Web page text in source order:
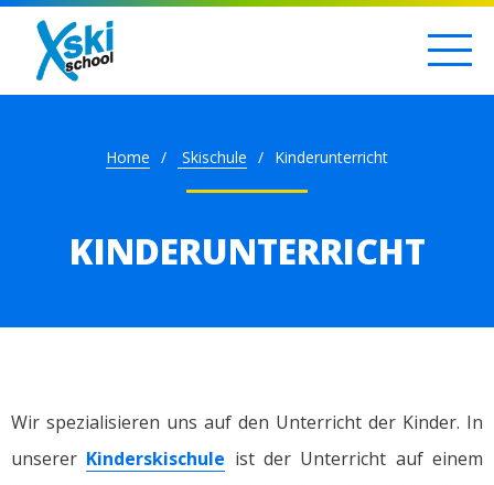
Home Skischule Kinderunterricht
KINDERUNTERRICHT
Wir spezialisieren uns auf den Unterricht der Kinder. In
unserer Kinderskischule ist der Unterricht auf einem